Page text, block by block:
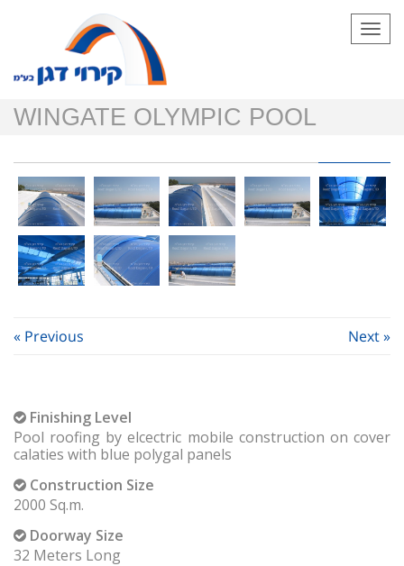
WINGATE OLYMPIC POOL
« Previous Next »
Construction Size
2000 Sq.m.
Doorway Size
32 Meters Long
Finishing Level
Pool roofing by elcectric mobile construction on cover
calaties with blue polygal panels